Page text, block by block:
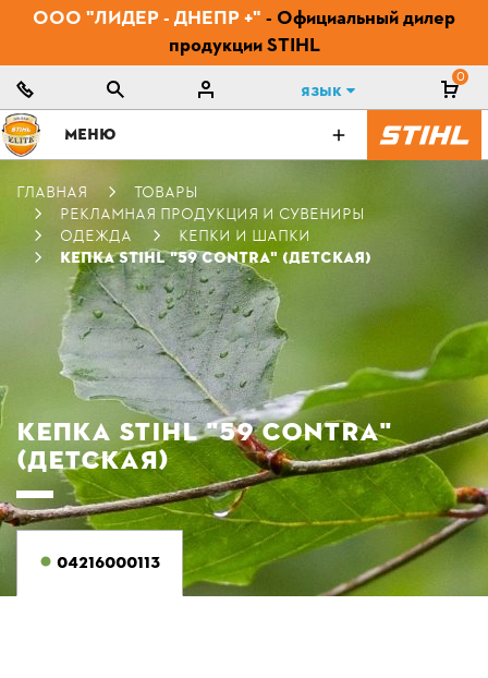
ООО "ЛИДЕР - ДНЕПР +" - Официальный дилер
продукции STIHL
Язык
0
МЕНЮ
ГЛАВНАЯ
ТОВАРЫ
РЕКЛАМНАЯ ПРОДУКЦИЯ И СУВЕНИРЫ
ОДЕЖДА
КЕПКИ И ШАПКИ
КЕПКА STIHL "59 CONTRA" (ДЕТСКАЯ)
КЕПКА STIHL "59 CONTRA"
(ДЕТСКАЯ)
04216000113